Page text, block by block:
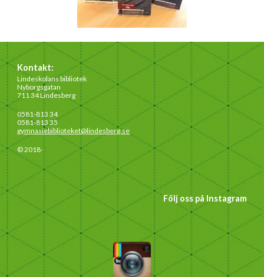
Kontakt:
Lindeskolans bibliotek
Nyborgsgatan
711 34 Lindesberg
0581-813 34
0581-813 35
gymnasiebiblioteket@lindesberg.se
© 2018-
Följ oss på Instagram